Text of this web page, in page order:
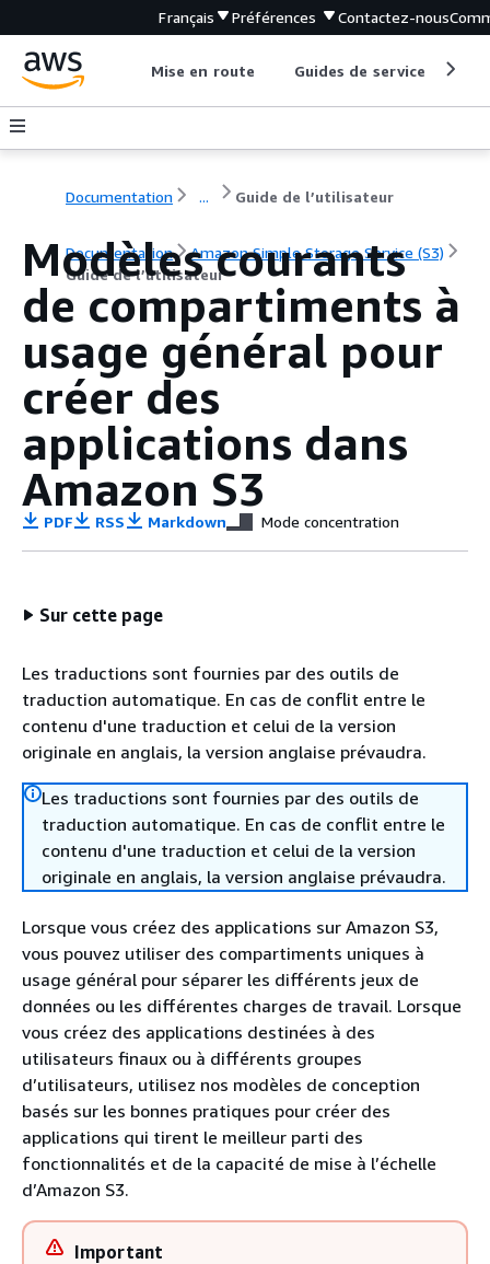
Français Préférences Contactez-nous
Mise en route Guides de service
Documentation ... Guide de l’utilisateur
Documentation
Amazon Simple Storage Service (S3)
Guide de l’utilisateur
Modèles courants
de compartiments à
usage général pour
créer des
applications dans
Amazon S3
PDF RSS Markdown Mode concentration
Sur cette page
Les traductions sont fournies par des outils de
traduction automatique. En cas de conflit entre le
contenu d'une traduction et celui de la version
originale en anglais, la version anglaise prévaudra.
Les traductions sont fournies par des outils de
traduction automatique. En cas de conflit entre le
contenu d'une traduction et celui de la version
originale en anglais, la version anglaise prévaudra.
Lorsque vous créez des applications sur Amazon S3,
vous pouvez utiliser des compartiments uniques à
usage général pour séparer les différents jeux de
données ou les différentes charges de travail. Lorsque
vous créez des applications destinées à des
utilisateurs finaux ou à différents groupes
d’utilisateurs, utilisez nos modèles de conception
basés sur les bonnes pratiques pour créer des
applications qui tirent le meilleur parti des
fonctionnalités et de la capacité de mise à l’échelle
d’Amazon S3.
Important